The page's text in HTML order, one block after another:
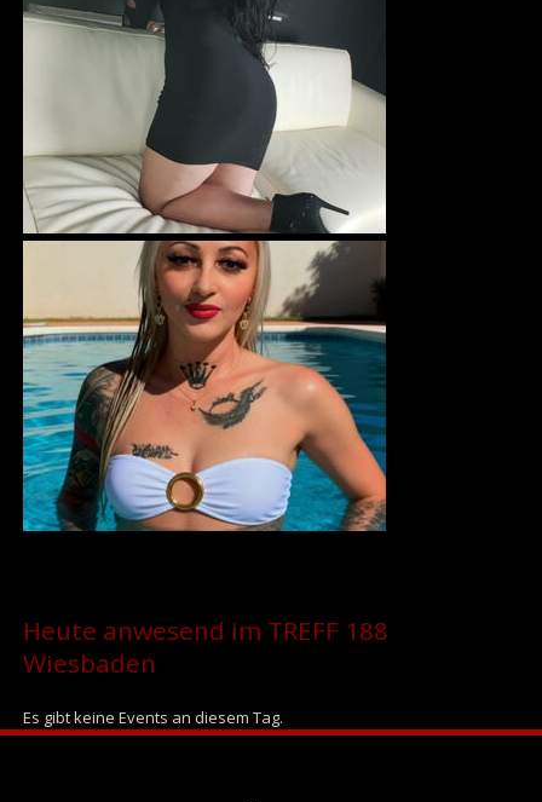
Heute anwesend im TREFF 188
Wiesbaden
Es gibt keine Events an diesem Tag.